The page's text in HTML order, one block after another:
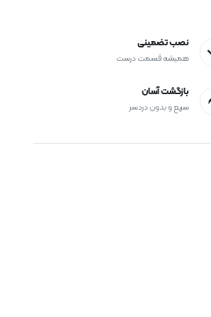
نصب تضمینی
همیشه قسمت درست
بازگشت آسان
سریع و بدون دردسر